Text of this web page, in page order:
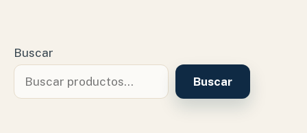
Buscar
Buscar